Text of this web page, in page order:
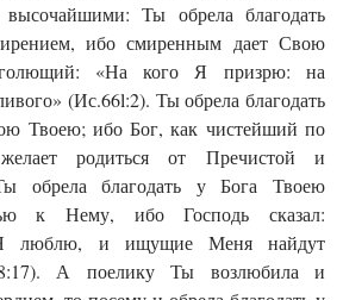
Ты обрела благодать
ибо смиренным дает Свою
«На кого Я призрю: на
(Ис.66l:2). Ты обрела благодать
Твоею; ибо Бог, как чистейший по
родиться от Пречистой и
обрела благодать у Бога Твоею
к Нему, ибо Господь сказал:
люблю, и ищущие Меня найдут
А поелику Ты возлюбила и